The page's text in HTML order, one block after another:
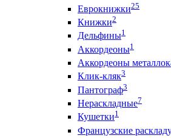
Еврокнижки25
Книжки2
Дельфины1
Аккордеоны1
Аккордеоны
Клик-кляк3
Пантограф3
Нераскладные7
Кушетки1
Французские